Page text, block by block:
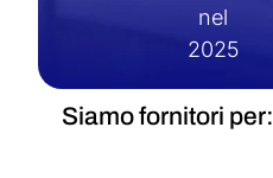
nel
2025
Siamo fornitori per: